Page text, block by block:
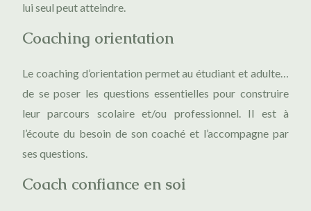
lui seul peut atteindre.
Coaching orientation
Le coaching d’orientation permet au étudiant et adulte…
de se poser les questions essentielles pour construire
leur parcours scolaire et/ou professionnel. Il est à
l’écoute du besoin de son coaché et l’accompagne par
ses questions.
Coach confiance en soi